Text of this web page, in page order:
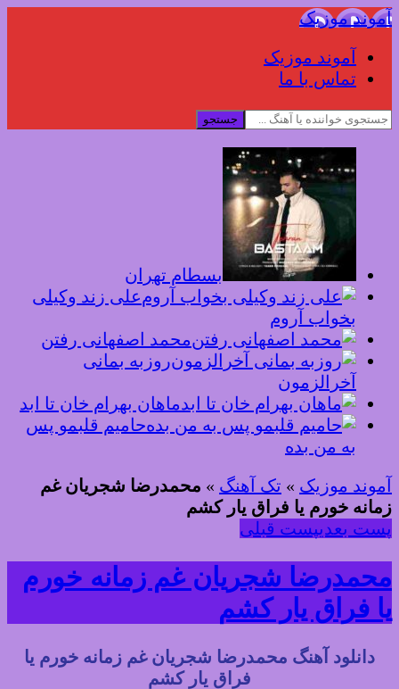
آموند موزیک
آموند موزیک
تماس با ما
جستجو
بسطام تهران
علی زند وکیلی
بخواب آروم
محمد اصفهانی رفتن
روزبه بمانی
آخرالزمون
ماهان بهرام خان تا ابد
حامیم قلبمو پس
به من بده
آموند موزیک » تک آهنگ » محمدرضا شجریان غم
زمانه خورم یا فراق یار کشم
پست بعدیپست قبلی
محمدرضا شجریان غم زمانه خورم
یا فراق یار کشم
دانلود آهنگ محمدرضا شجریان غم زمانه خورم یا
فراق یار کشم